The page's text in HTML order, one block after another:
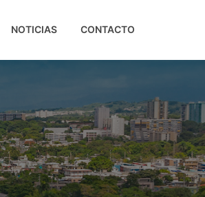
NOTICIAS CONTACTO